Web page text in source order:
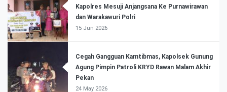
Kapolres Mesuji Anjangsana Ke Purnawirawan
dan Warakawuri Polri
15 Jun 2026
Cegah Gangguan Kamtibmas, Kapolsek Gunung
Agung Pimpin Patroli KRYD Rawan Malam Akhir
Pekan
24 May 2026